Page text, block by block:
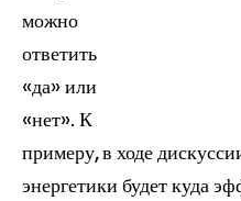
можно
ответить
«да» или
«нет». К
примеру, в ходе
энергетики будет куда